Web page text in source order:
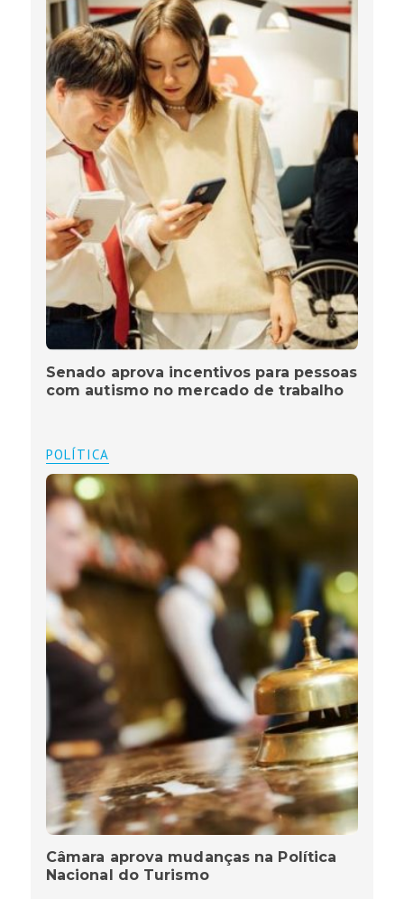
Senado aprova incentivos para pessoas
com autismo no mercado de trabalho
POLÍTICA
Câmara aprova mudanças na Política
Nacional do Turismo